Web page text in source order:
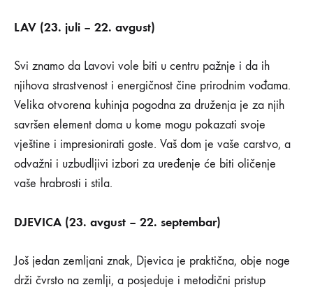
LAV (23. juli – 22. avgust)
Svi znamo da Lavovi vole biti u centru pažnje i da ih
njihova strastvenost i energičnost čine prirodnim vođama.
Velika otvorena kuhinja pogodna za druženja je za njih
savršen element doma u kome mogu pokazati svoje
vještine i impresionirati goste. Vaš dom je vaše carstvo, a
odvažni i uzbudljivi izbori za uređenje će biti oličenje
vaše hrabrosti i stila.
DJEVICA (23. avgust – 22. septembar)
Još jedan zemljani znak, Djevica je praktična, obje noge
drži čvrsto na zemlji, a posjeduje i metodični pristup